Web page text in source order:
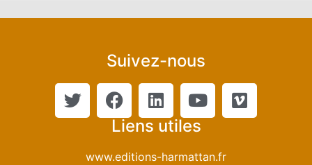
Suivez-nous
Liens utiles
www.editions-harmattan.fr